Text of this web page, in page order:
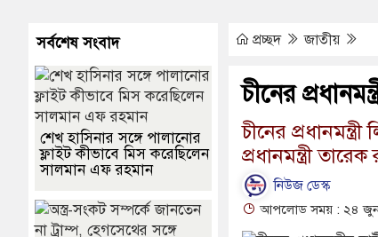
প্রচ্ছদ জাতীয়
চীনের
চীনের
প্রধানমন্ত্রী
নিউজ ডেস্ক
আপলোড সময় : ২৪
সর্বশেষ সংবাদ
শেখ হাসিনার সঙ্গে পালানোর
ফ্লাইট কীভাবে মিস করেছিলেন
সালমান এফ রহমান